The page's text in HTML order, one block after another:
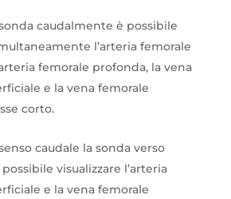
caudalmente è possibile
l’arteria femorale
femorale profonda, la vena
e la vena femorale
corto.
caudale la sonda verso
visualizzare l’arteria
e la vena femorale